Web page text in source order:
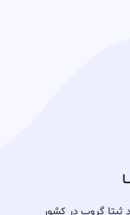
تحت نام و برند ثبتا گروپ در کشور